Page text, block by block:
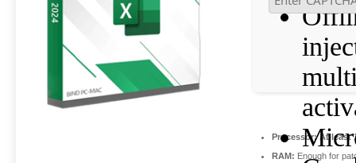
Processor:At least
RAM: Enough for